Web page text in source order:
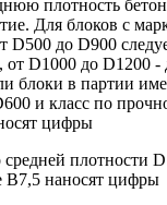
плотность
Для блоков с
D500 до D900
от D1000 до D1200
блоки в партии
и класс по
цифры
плотности
В7,5 наносят цифры